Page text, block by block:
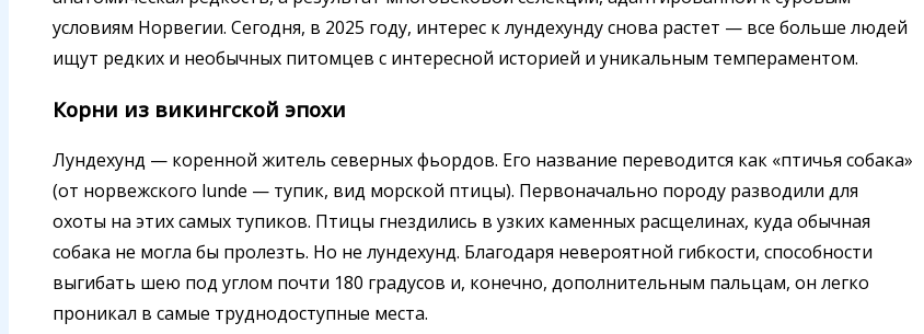
условиям Норвегии. Сегодня, в 2025 году, интерес к лундехунду снова растет — все больше людей
ищут редких и необычных питомцев с интересной историей и уникальным темпераментом.
Корни из викингской эпохи
Лундехунд — коренной житель северных фьордов. Его название переводится как «птичья собака»
(от норвежского lunde — тупик, вид морской птицы). Первоначально породу разводили для
охоты на этих самых тупиков. Птицы гнездились в узких каменных расщелинах, куда обычная
собака не могла бы пролезть. Но не лундехунд. Благодаря невероятной гибкости, способности
выгибать шею под углом почти 180 градусов и, конечно, дополнительным пальцам, он легко
проникал в самые труднодоступные места.